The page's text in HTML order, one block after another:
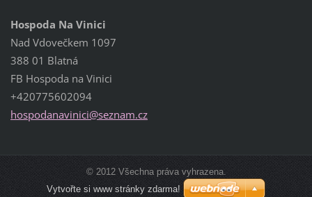
Hospoda Na Vinici
Nad Vdovečkem 1097
388 01 Blatná
FB Hospoda na Vinici
+420775602094
hospodanavinici@seznam.cz
© 2012 Všechna práva vyhrazena.
Vytvořte si www stránky zdarma!